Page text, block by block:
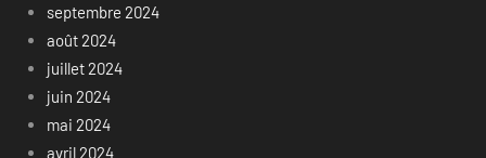
septembre 2024
août 2024
juillet 2024
juin 2024
mai 2024
avril 2024